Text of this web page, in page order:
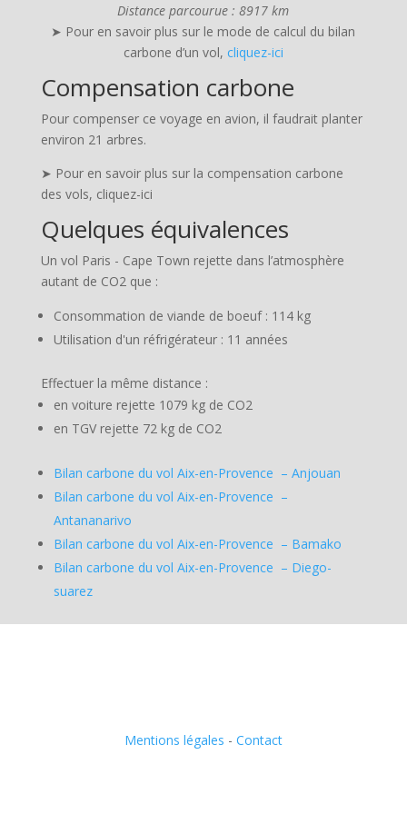
Distance parcourue : 8917 km
➤ Pour en savoir plus sur le mode de calcul du bilan
carbone d’un vol, cliquez-ici
Compensation carbone
Pour compenser ce voyage en avion, il faudrait planter
environ 21 arbres.
➤ Pour en savoir plus sur la compensation carbone
des vols, cliquez-ici
Quelques équivalences
Un vol Paris - Cape Town rejette dans l’atmosphère
autant de CO2 que :
Consommation de viande de boeuf : 114 kg
Utilisation d'un réfrigérateur : 11 années
Effectuer la même distance :
en voiture rejette 1079 kg de CO2
en TGV rejette 72 kg de CO2
Bilan carbone du vol Aix-en-Provence – Anjouan
Bilan carbone du vol Aix-en-Provence –
Antananarivo
Bilan carbone du vol Aix-en-Provence – Bamako
Bilan carbone du vol Aix-en-Provence – Diego-
suarez
Mentions légales - Contact